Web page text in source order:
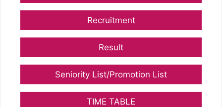
Recruitment
Result
Seniority List/Promotion List
TIME TABLE